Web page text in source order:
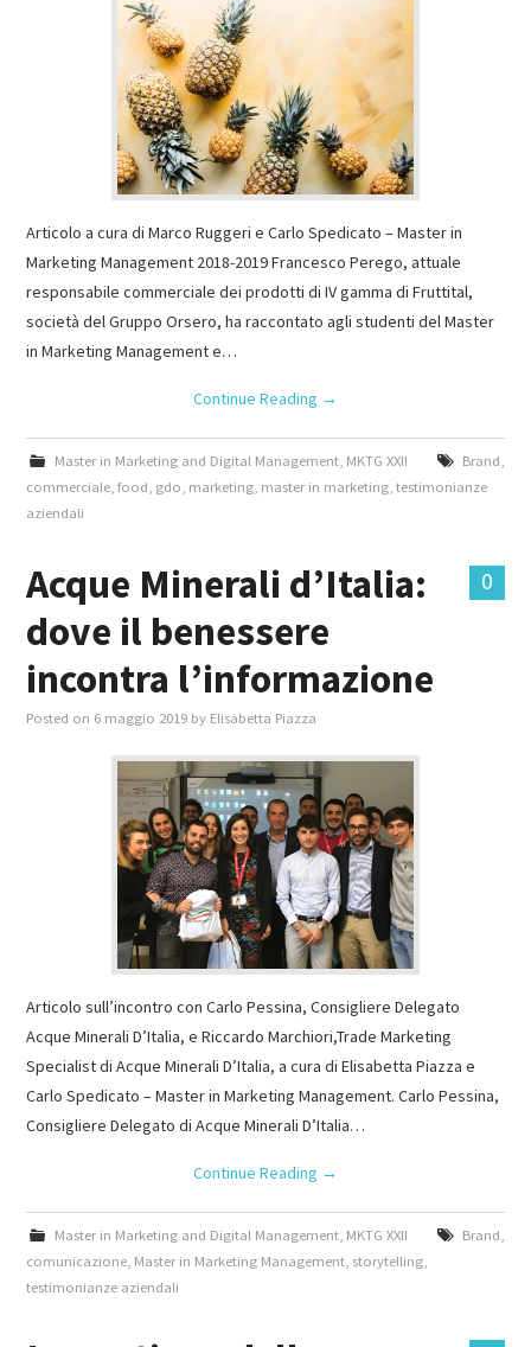
Articolo a cura di Marco Ruggeri e Carlo Spedicato – Master in
Marketing Management 2018-2019 Francesco Perego, attuale
responsabile commerciale dei prodotti di IV gamma di Fruttital,
società del Gruppo Orsero, ha raccontato agli studenti del Master
in Marketing Management e…
Continue Reading →
Master in Marketing and Digital Management, MKTG XXII Brand
commerciale ,food gdo marketing master in marketing ,testimonianze
aziendali
0
Acque Minerali d’Italia:
dove il benessere
incontra l’informazione
Posted on 6 maggio 2019 by Elisabetta Piazza
Articolo sull’incontro con Carlo Pessina, Consigliere Delegato
Acque Minerali D’Italia, e Riccardo Marchiori,Trade Marketing
Specialist di Acque Minerali D’Italia, a cura di Elisabetta Piazza e
Carlo Spedicato – Master in Marketing Management. Carlo Pessina,
Consigliere Delegato di Acque Minerali D’Italia…
Continue Reading →
Master in Marketing and Digital Management, MKTG XXII Brand
comunicazione Master in Marketing Management storytelling
testimonianze aziendali